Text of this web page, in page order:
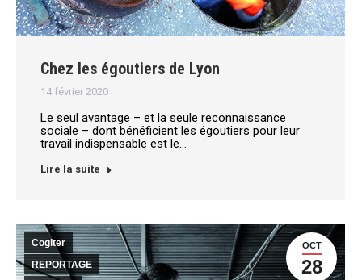
Chez les égoutiers de Lyon
14 février 2020
Le seul avantage – et la seule reconnaissance
sociale – dont bénéficient les égoutiers pour leur
travail indispensable est le…
Lire la suite
OCT
28
Cogiter
REPORTAGE